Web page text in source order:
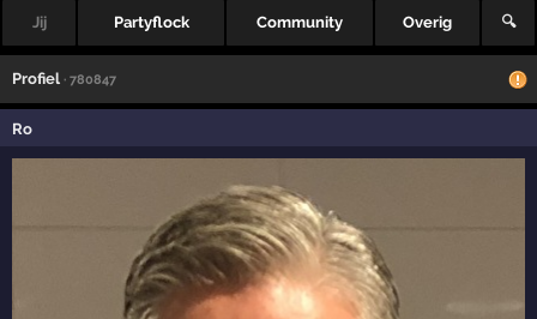
Jij Partyflock Community Overig 🔍
Profiel · 780847
Ro